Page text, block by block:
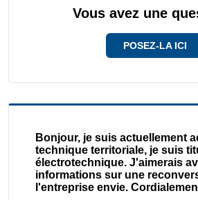
Vous avez une
POSEZ-LA ICI
Bonjour, je suis actuellement
technique territoriale, je suis
électrotechnique. J'aimerais
informations sur une
l'entreprise envie.